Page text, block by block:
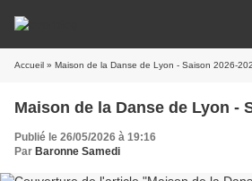
Accueil » Maison de la Danse de Lyon - Saison 2026-
Maison de la Danse de Lyon -
Publié le 26/05/2026 à 19:16
Par Baronne Samedi